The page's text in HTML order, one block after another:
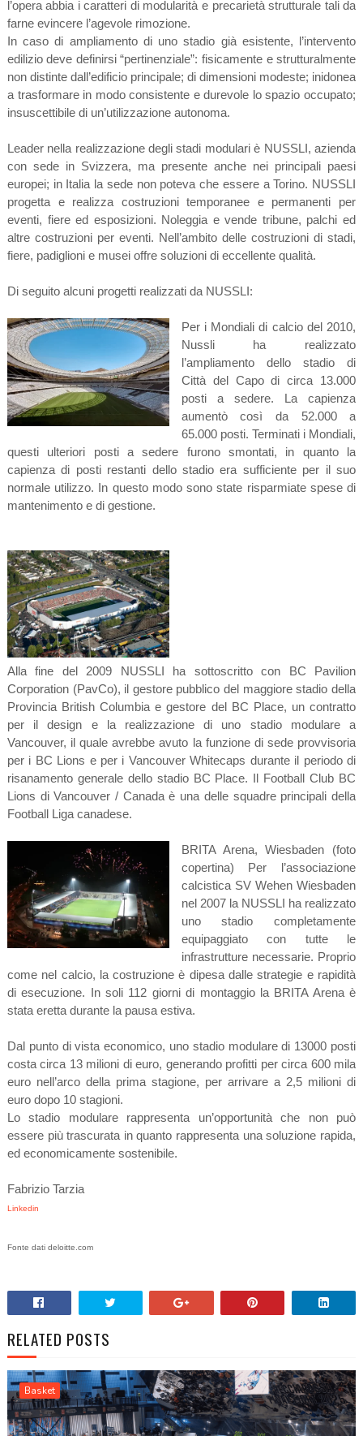
l’opera abbia i caratteri di modularità e precarietà strutturale tali da
farne evincere l’agevole rimozione.
In caso di ampliamento di uno stadio già esistente, l’intervento
edilizio deve definirsi “pertinenziale”: fisicamente e strutturalmente
non distinte dall’edificio principale; di dimensioni modeste; inidonea
a trasformare in modo consistente e durevole lo spazio occupato;
insuscettibile di un’utilizzazione autonoma.
Leader nella realizzazione degli stadi modulari è NUSSLI, azienda
con sede in Svizzera, ma presente anche nei principali paesi
europei; in Italia la sede non poteva che essere a Torino. NUSSLI
progetta e realizza costruzioni temporanee e permanenti per
eventi, fiere ed esposizioni. Noleggia e vende tribune, palchi ed
altre costruzioni per eventi. Nell’ambito delle costruzioni di stadi,
fiere, padiglioni e musei offre soluzioni di eccellente qualità.
Di seguito alcuni progetti realizzati da NUSSLI:
Per i Mondiali di calcio del 2010,
Nussli ha realizzato
l’ampliamento dello stadio di
Città del Capo di circa 13.000
posti a sedere. La capienza
aumentò così da 52.000 a
65.000 posti. Terminati i Mondiali,
questi ulteriori posti a sedere furono smontati, in quanto la
capienza di posti restanti dello stadio era sufficiente per il suo
normale utilizzo. In questo modo sono state risparmiate spese di
mantenimento e di gestione.
Alla fine del 2009 NUSSLI ha sottoscritto con BC Pavilion
Corporation (PavCo), il gestore pubblico del maggiore stadio della
Provincia British Columbia e gestore del BC Place, un contratto
per il design e la realizzazione di uno stadio modulare a
Vancouver, il quale avrebbe avuto la funzione di sede provvisoria
per i BC Lions e per i Vancouver Whitecaps durante il periodo di
risanamento generale dello stadio BC Place. Il Football Club BC
Lions di Vancouver / Canada è una delle squadre principali della
Football Liga canadese.
BRITA Arena, Wiesbaden (foto
copertina) Per l’associazione
calcistica SV Wehen Wiesbaden
nel 2007 la NUSSLI ha realizzato
uno stadio completamente
equipaggiato con tutte le
infrastrutture necessarie. Proprio
come nel calcio, la costruzione è dipesa dalle strategie e rapidità
di esecuzione. In soli 112 giorni di montaggio la BRITA Arena è
stata eretta durante la pausa estiva.
Dal punto di vista economico, uno stadio modulare di 13000 posti
costa circa 13 milioni di euro, generando profitti per circa 600 mila
euro nell’arco della prima stagione, per arrivare a 2,5 milioni di
euro dopo 10 stagioni.
Lo stadio modulare rappresenta un’opportunità che non può
essere più trascurata in quanto rappresenta una soluzione rapida,
ed economicamente sostenibile.
Fabrizio Tarzia
Linkedin
Fonte dati deloitte.com
RELATED POSTS
Basket